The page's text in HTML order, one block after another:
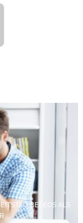
BEI EOS ALS